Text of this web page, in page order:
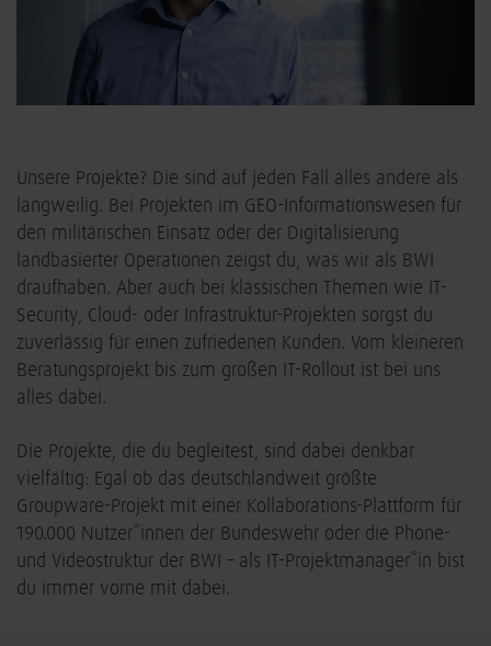
Unsere Projekte? Die sind auf jeden Fall alles andere als
langweilig. Bei Projekten im GEO-Informationswesen für
den militärischen Einsatz oder der Digitalisierung
landbasierter Operationen zeigst du, was wir als BWI
draufhaben. Aber auch bei klassischen Themen wie IT-
Security, Cloud- oder Infrastruktur-Projekten sorgst du
zuverlässig für einen zufriedenen Kunden. Vom kleineren
Beratungsprojekt bis zum großen IT-Rollout ist bei uns
alles dabei.
Die Projekte, die du begleitest, sind dabei denkbar
vielfältig: Egal ob das deutschlandweit größte
Groupware-Projekt mit einer Kollaborations-Plattform für
190.000 Nutzer*innen der Bundeswehr oder die Phone-
und Videostruktur der BWI – als IT-Projektmanager*in bist
du immer vorne mit dabei.